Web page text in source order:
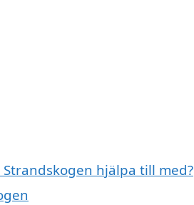
hjälpa till med?